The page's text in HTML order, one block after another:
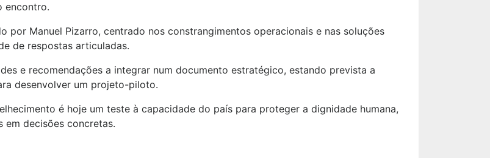
encontro.
por Manuel Pizarro, centrado nos constrangimentos operacionais e nas soluções
de respostas articuladas.
e recomendações a integrar num documento estratégico, estando prevista a
desenvolver um projeto-piloto.
é hoje um teste à capacidade do país para proteger a dignidade humana,
em decisões concretas.